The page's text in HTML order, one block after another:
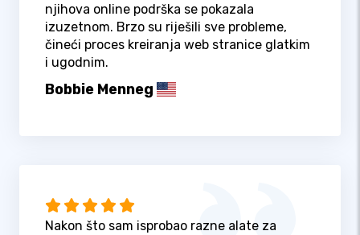
njihova online podrška se pokazala
izuzetnom. Brzo su riješili sve probleme,
čineći proces kreiranja web stranice glatkim
i ugodnim.
Bobbie Menneg
Nakon što sam isprobao razne alate za